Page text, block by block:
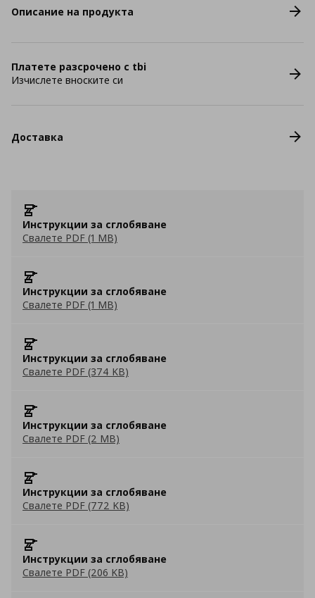
Описание на продукта
Платете разсрочено с tbi
Изчислете вноските си
Доставка
Инструкции за сглобяване
Свалете PDF (1 MB)
Инструкции за сглобяване
Свалете PDF (1 MB)
Инструкции за сглобяване
Свалете PDF (374 KB)
Инструкции за сглобяване
Свалете PDF (2 MB)
Инструкции за сглобяване
Свалете PDF (772 KB)
Инструкции за сглобяване
Свалете PDF (206 KB)